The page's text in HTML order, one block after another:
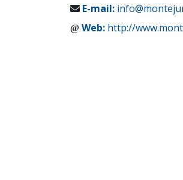
E-mail:
Web: http://